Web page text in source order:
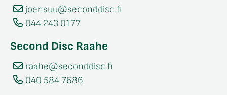
joensuu@seconddisc.fi
044 243 0177
Second Disc Raahe
raahe@seconddisc.fi
040 584 7686